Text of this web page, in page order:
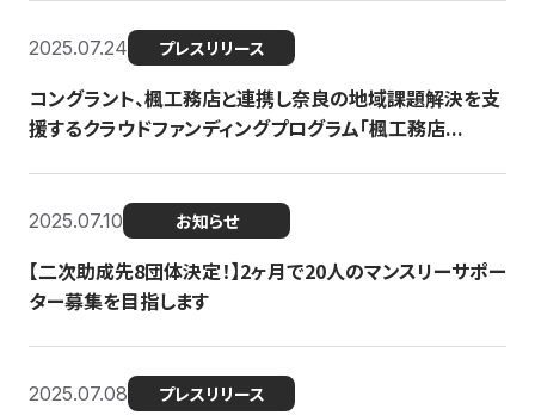
2025.07.24 プレスリリース
コングラント、楓工務店と連携し奈良の地域課題解決を支
援するクラウドファンディングプログラム「楓工務店...
2025.07.10 お知らせ
【二次助成先8団体決定！】2ヶ月で20人のマンスリーサポー
ター募集を目指します
2025.07.08 プレスリリース